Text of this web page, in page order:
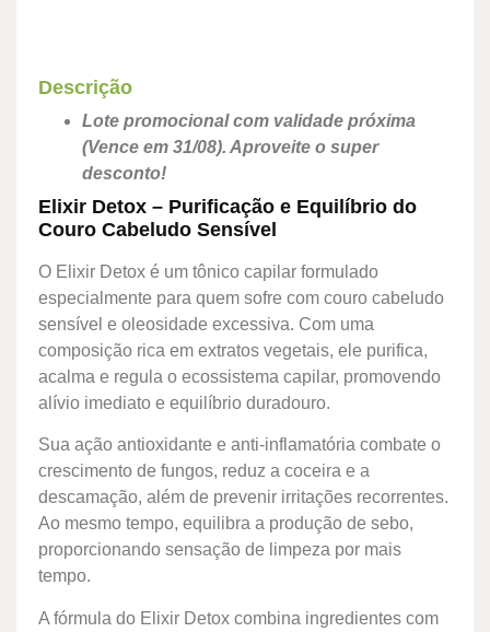
Descrição
Lote promocional com validade próxima
(Vence em 31/08). Aproveite o super
desconto!
Elixir Detox – Purificação e Equilíbrio do
Couro Cabeludo Sensível
O Elixir Detox é um tônico capilar formulado
especialmente para quem sofre com couro cabeludo
sensível e oleosidade excessiva. Com uma
composição rica em extratos vegetais, ele purifica,
acalma e regula o ecossistema capilar, promovendo
alívio imediato e equilíbrio duradouro.
Sua ação antioxidante e anti-inflamatória combate o
crescimento de fungos, reduz a coceira e a
descamação, além de prevenir irritações recorrentes.
Ao mesmo tempo, equilibra a produção de sebo,
proporcionando sensação de limpeza por mais
tempo.
A fórmula do Elixir Detox combina ingredientes com